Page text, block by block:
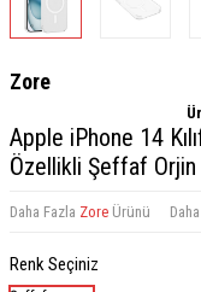
Zore
Apple iPhone 14
Özellikli Şeffaf Orjin
Daha Fazla Zore Ürünü
Renk Seçiniz